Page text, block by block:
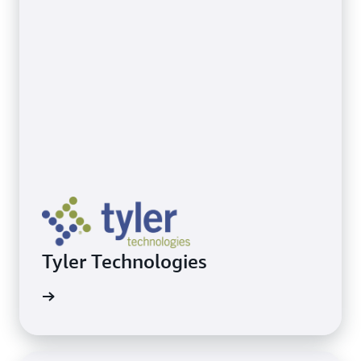
Tyler Technologies